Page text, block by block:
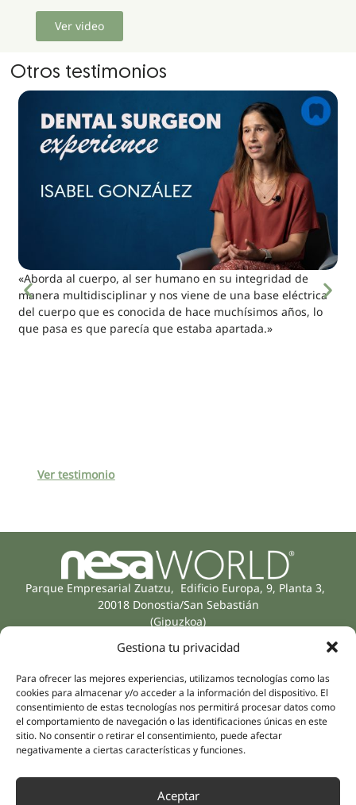
Gestiona tu privacidad
Para ofrecer las mejores experiencias, utilizamos tecnologías como las
cookies para almacenar y/o acceder a la información del dispositivo. El
consentimiento de estas tecnologías nos permitirá procesar datos como
el comportamiento de navegación o las identificaciones únicas en este
sitio. No consentir o retirar el consentimiento, puede afectar
negativamente a ciertas características y funciones.
Aceptar
Ver video
Otros testimonios
«Aborda al cuerpo, al ser humano en su integridad de
manera multidisciplinar y nos viene de una base eléctrica
del cuerpo que es conocida de hace muchísimos años, lo
que pasa es que parecía que estaba apartada.»
Ver testimonio
Parque Empresarial Zuatzu, Edificio Europa, 9, Planta 3,
20018 Donostia/San Sebastián
(Gipuzkoa)
Salud íntima
Sports
Salud mental
Neurología y dolor
Odontología
Medicina interna
Sobre nosotros
Equipo humano
Distribuidores
Partnerships
Evidencia científica